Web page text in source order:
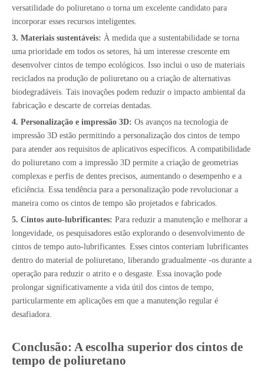
versatilidade do poliuretano o torna um excelente candidato para
incorporar esses recursos inteligentes.
3. Materiais sustentáveis: À medida que a sustentabilidade se torna
uma prioridade em todos os setores, há um interesse crescente em
desenvolver cintos de tempo ecológicos. Isso inclui o uso de materiais
reciclados na produção de poliuretano ou a criação de alternativas
biodegradáveis. Tais inovações podem reduzir o impacto ambiental da
fabricação e descarte de correias dentadas.
4. Personalização e impressão 3D: Os avanços na tecnologia de
impressão 3D estão permitindo a personalização dos cintos de tempo
para atender aos requisitos de aplicativos específicos. A compatibilidade
do poliuretano com a impressão 3D permite a criação de geometrias
complexas e perfis de dentes precisos, aumentando o desempenho e a
eficiência. Essa tendência para a personalização pode revolucionar a
maneira como os cintos de tempo são projetados e fabricados.
5. Cintos auto-lubrificantes: Para reduzir a manutenção e melhorar a
longevidade, os pesquisadores estão explorando o desenvolvimento de
cintos de tempo auto-lubrificantes. Esses cintos conteriam lubrificantes
dentro do material de poliuretano, liberando gradualmente -os durante a
operação para reduzir o atrito e o desgaste. Essa inovação pode
prolongar significativamente a vida útil dos cintos de tempo,
particularmente em aplicações em que a manutenção regular é
desafiadora.
Conclusão: A escolha superior dos cintos de
tempo de poliuretano